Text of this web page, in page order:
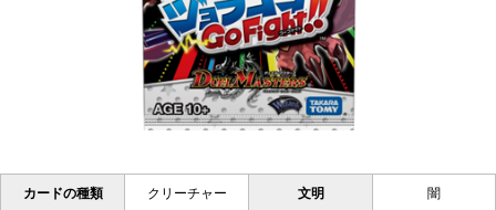
カードの種類 クリーチャー 文明 闇